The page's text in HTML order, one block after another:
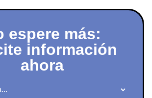
espere más:
información
ahora